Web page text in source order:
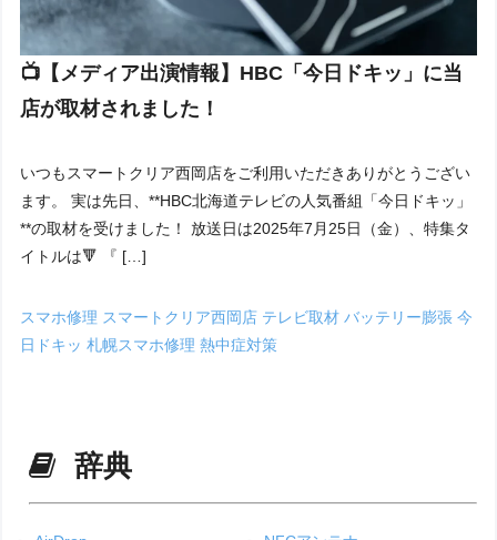
📺【メディア出演情報】HBC「今日ドキッ」に当
店が取材されました！
いつもスマートクリア西岡店をご利用いただきありがとうござい
ます。 実は先日、**HBC北海道テレビの人気番組「今日ドキッ」
**の取材を受けました！ 放送日は2025年7月25日（金）、特集タ
イトルは🔻 『 […]
スマホ修理 スマートクリア西岡店 テレビ取材バッテリー膨張今
日ドキッ札幌スマホ修理熱中症対策
辞典